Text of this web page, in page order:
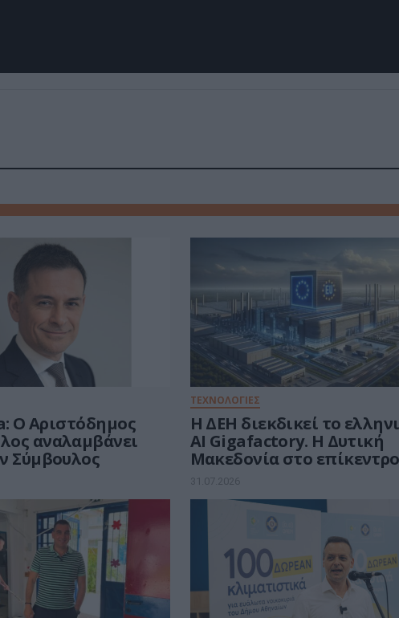
Ο Αριστόδημος
αναλαμβάνει
Σύμβουλος
ΤΕΧΝΟΛΟΓΙΕΣ
Η ΔΕΗ διεκδικεί το
AI Gigafactory. Η Δυτική
Μακεδονία στο
ευρωπαϊκής μάχης των 30
ευρώ για την Τεχνητή
Νοημοσύνη
31.07.2026